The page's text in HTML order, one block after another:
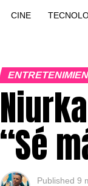
CINE
“Sé
Published 9